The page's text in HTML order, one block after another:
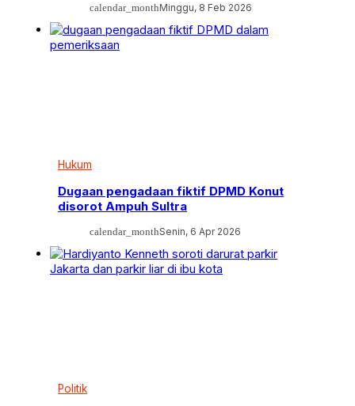
calendar_monthMinggu, 8 Feb 2026
Hukum
Dugaan pengadaan fiktif DPMD Konut
disorot Ampuh Sultra
calendar_monthSenin, 6 Apr 2026
Politik